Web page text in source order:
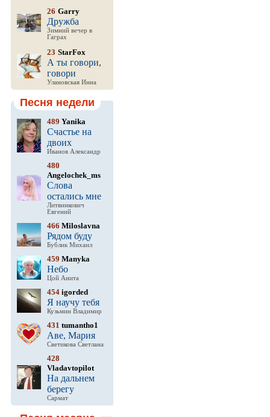
26 Garry
Дружба
Зимний вечер в
Гаграх
23 StarFox
А ты говори,
говори
Улановская Инна
Песня недели
489 Yanika
Счастье на
двоих
Иванов Александр
480
Angelochek_ms
Слова
остались мне
Литвинкович
Евгений
466 Miloslavna
Рядом буду
Бублик Михаил
459 Manyka
Небо
Цой Анита
454 igorded
Я научу тебя
Кузьмин Владимир
431 tumantho1
Аве, Мария
Светикова Светлана
428
Vladavtopilot
На дальнем
берегу
Сармат